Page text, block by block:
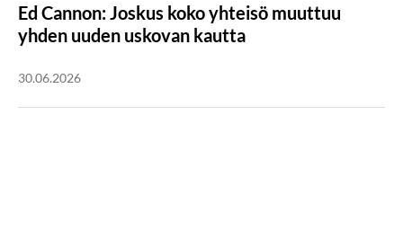
Ed Cannon: Joskus koko yhteisö muuttuu
yhden uuden uskovan kautta
30.06.2026